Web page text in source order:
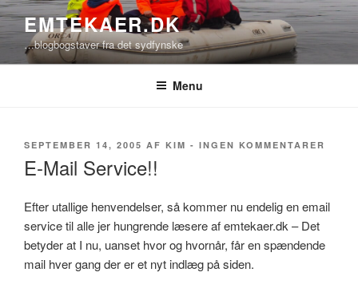
Videre
til
indhold
EMTEKAER.DK
…blogbogstaver fra det sydfynske
Menu
UDGIVET
SEPTEMBER 14, 2005 AF KIM - INGEN KOMMENTARER
E-Mail Service!!
Efter utallige henvendelser, så kommer nu endelig en email
service til alle jer hungrende læsere af emtekaer.dk – Det
betyder at I nu, uanset hvor og hvornår, får en spændende
mail hver gang der er et nyt indlæg på siden.